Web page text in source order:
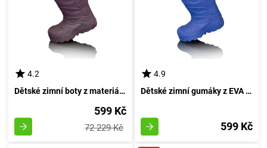
4.2
Dětské zimní boty z materiálu EVA, Pidilidi, PL0050-06, fialové - velikost 39
599 Kč
72 229 Kč
4.9
Dětské zimní gumáky z EVA materiálu, Pidilidi, PL0050-04, modré - velikost 39
599 Kč